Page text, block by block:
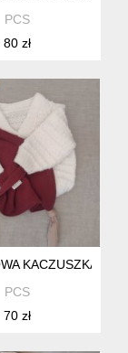
PCS
80 zł
KACZUSZKA Z
PCS
70 zł